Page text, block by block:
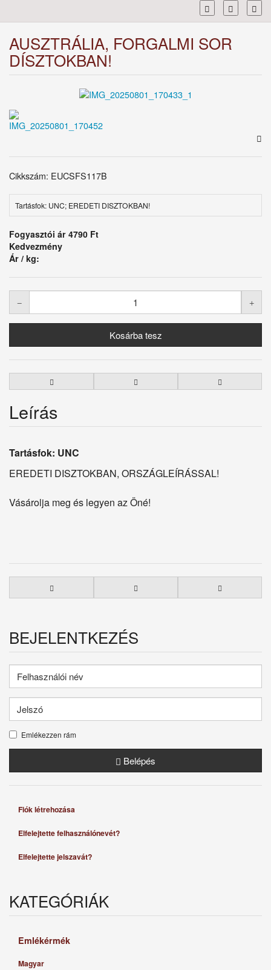
AUSZTRÁLIA, FORGALMI SOR
DÍSZTOKBAN!
Cikkszám: EUCSFS117B
Tartásfok: UNC; EREDETI DISZTOKBAN!
Fogyasztói ár 4790 Ft
Kedvezmény
Ár / kg:
Leírás
Tartásfok: UNC
EREDETI DISZTOKBAN, ORSZÁGLEÍRÁSSAL!
Vásárolja meg és legyen az Öné!
BEJELENTKEZÉS
Emlékezzen rám
Belépés
Fiók létrehozása
Elfelejtette felhasználónevét?
Elfelejtette jelszavát?
KATEGÓRIÁK
Emlékérmék
Magyar